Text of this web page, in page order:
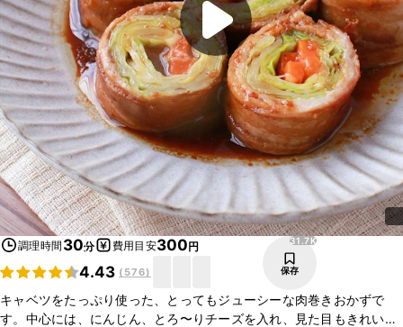
調理時間 30分 費用目安300円
4.43 ( 576)
31.7K
保存
キャベツをたっぷり使った、とってもジューシーな肉巻きおかずで
す。中心には、にんじん、とろ〜りチーズを入れ、見た目もきれいで